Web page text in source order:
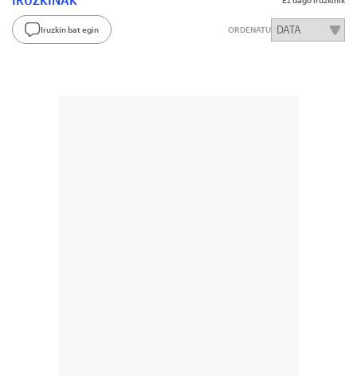
Iruzkin bat egin ORDENATU